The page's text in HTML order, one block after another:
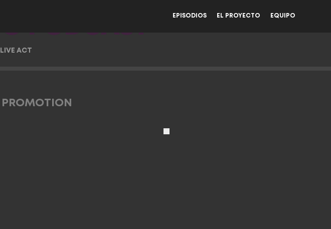
EPISODIOS EL PROYECTO EQUIPO
PODCAST
LIVE ACT
PROMOTION